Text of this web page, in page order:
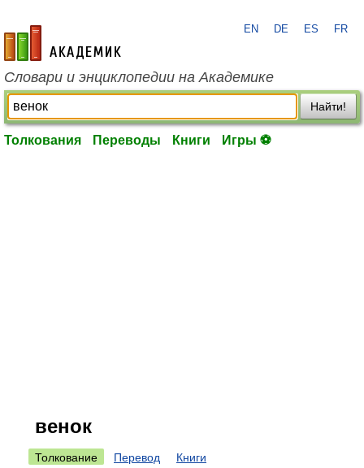
academic.ru
EN DE ES FR
Словари и энциклопедии на Академике
Найти!
Толкования Переводы Книги Игры ⚽
венок
Толкование Перевод Книги